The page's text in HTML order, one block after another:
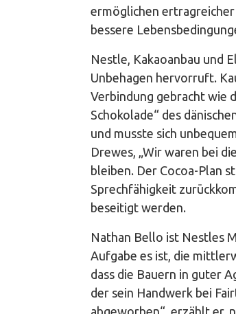
ermöglichen
bessere
Nestle, Kakaoanbau und
Unbehagen hervorruft.
Verbindung gebracht wie
Schokolade“ des
und musste sich
Drewes, „Wir waren bei
bleiben. Der Cocoa-Plan
Sprechfähigkeit
beseitigt werden.
Nathan Bello ist Nestles
Aufgabe es ist, die
dass die Bauern in guter
der sein Handwerk bei
abgeworben“, erzählt er,